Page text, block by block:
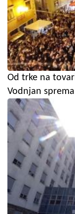
Od trke na
Vodnjan